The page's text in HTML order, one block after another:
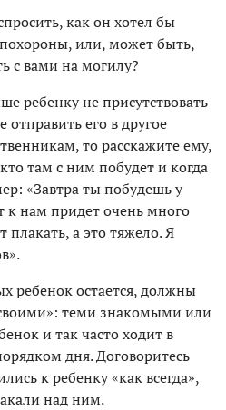
как он хотел бы
или, может быть,
с вами на могилу?
ребенку не присутствовать
отправить его в другое
то расскажите ему,
там с ним побудет и когда
«Завтра ты побудешь у
к нам придет очень много
а это тяжело. Я
ребенок остается, должны
теми знакомыми или
и так часто ходит в
дня. Договоритесь
к ребенку «как всегда»,
над ним.